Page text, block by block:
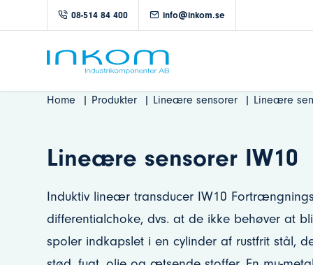
08-514 84 400 info@inkom.se
Home Produkter Lineære sensorer Lineære
Lineære sensorer IW10
Induktiv lineær transducer IW10
differentialchoke, dvs. at de ikke behøver at
spoler indkapslet i en cylinder af rustfrit stål,